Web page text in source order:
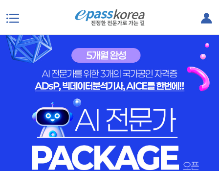
본문으로 바로가기